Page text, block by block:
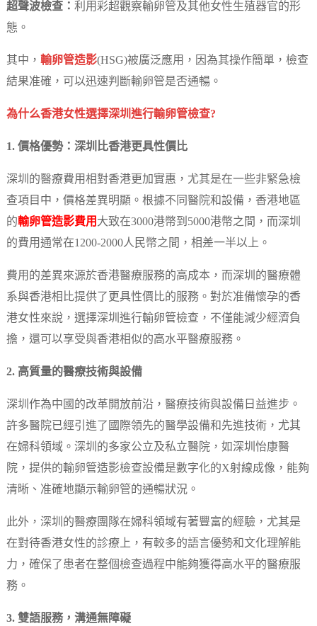
超聲波檢查： 利用彩超觀察輸卵管及其他女性生殖器官的形
態。
其中， 輸卵管造影(HSG)被廣泛應用，因為其操作簡單，檢查
結果准確，可以迅速判斷輸卵管是否通暢。
為什么香港女性選擇深圳進行輸卵管檢查?
1. 價格優勢：深圳比香港更具性價比
深圳的醫療費用相對香港更加實惠，尤其是在一些非緊急檢
查項目中，價格差異明顯。根據不同醫院和設備，香港地區
的輸卵管造影費用 大致在3000港幣到5000港幣之間，而深圳
的費用通常在1200-2000人民幣之間，相差一半以上。
費用的差異來源於香港醫療服務的高成本，而深圳的醫療體
系與香港相比提供了更具性價比的服務。對於准備懷孕的香
港女性來說，選擇深圳進行輸卵管檢查，不僅能減少經濟負
擔，還可以享受與香港相似的高水平醫療服務。
2. 高質量的醫療技術與設備
深圳作為中國的改革開放前沿，醫療技術與設備日益進步。
許多醫院已經引進了國際領先的醫學設備和先進技術，尤其
在婦科領域。深圳的多家公立及私立醫院，如深圳怡康醫
院，提供的輸卵管造影檢查設備是數字化的X射線成像，能夠
清晰、准確地顯示輸卵管的通暢狀況。
此外，深圳的醫療團隊在婦科領域有著豐富的經驗，尤其是
在對待香港女性的診療上，有較多的語言優勢和文化理解能
力，確保了患者在整個檢查過程中能夠獲得高水平的醫療服
務。
3. 雙語服務，溝通無障礙